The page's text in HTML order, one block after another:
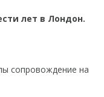
лет в Лондон.
сопровождение на